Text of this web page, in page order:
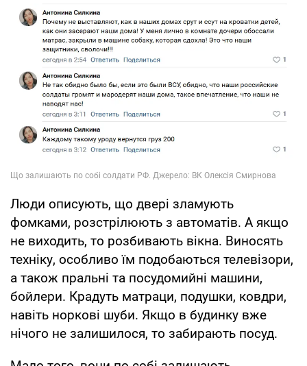
Люди описують, що двері зламують
фомками, розстрілюють з автоматів. А якщо
не виходить, то розбивають вікна. Виносять
техніку, особливо їм подобаються телевізори,
а також пральні та посудомийні машини,
бойлери. Крадуть матраци, подушки, ковдри,
навіть норкові шуби. Якщо в будинку вже
нічого не залишилося, то забирають посуд.